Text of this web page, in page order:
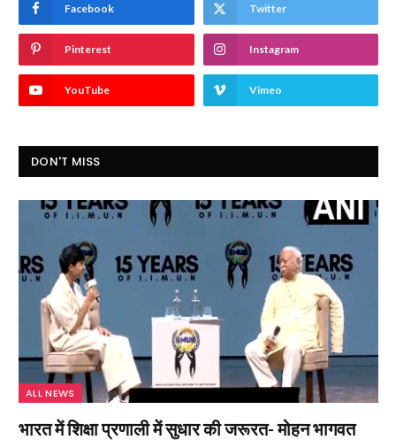
Facebook Twitter
Pinterest Instagram
YouTube Vimeo
DON'T MISS
ALL NEWS
भारत में शिक्षा प्रणाली में सुधार की जरूरत- मोहन भागवत